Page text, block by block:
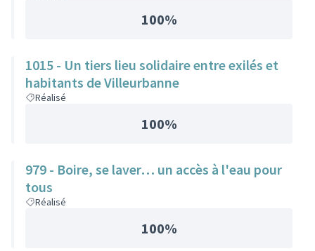
100%
1015 - Un tiers lieu solidaire entre exilés et
habitants de Villeurbanne
Réalisé
100%
979 - Boire, se laver… un accès à l'eau pour
tous
Réalisé
100%